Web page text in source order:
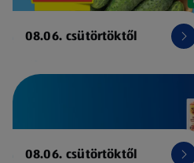
08.06. csütörtöktől
08.06. csütörtöktől